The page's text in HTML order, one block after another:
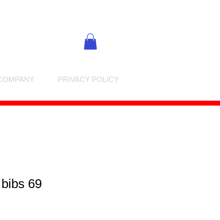
PRIVACY POLICY
69